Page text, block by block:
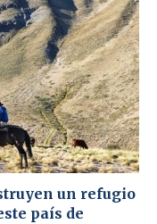
un refugio
país de